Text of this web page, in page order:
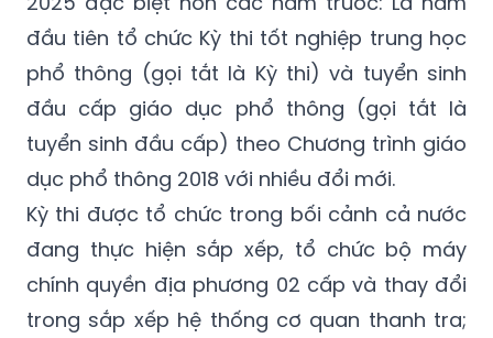
Kỳ thi tốt nghiệp trung học phổ thông năm
2025 đặc biệt hơn các năm trước: Là năm
đầu tiên tổ chức Kỳ thi tốt nghiệp trung học
phổ thông (gọi tắt là Kỳ thi) và tuyển sinh
đầu cấp giáo dục phổ thông (gọi tắt là
tuyển sinh đầu cấp) theo Chương trình giáo
dục phổ thông 2018 với nhiều đổi mới.
Kỳ thi được tổ chức trong bối cảnh cả nước
đang thực hiện sắp xếp, tổ chức bộ máy